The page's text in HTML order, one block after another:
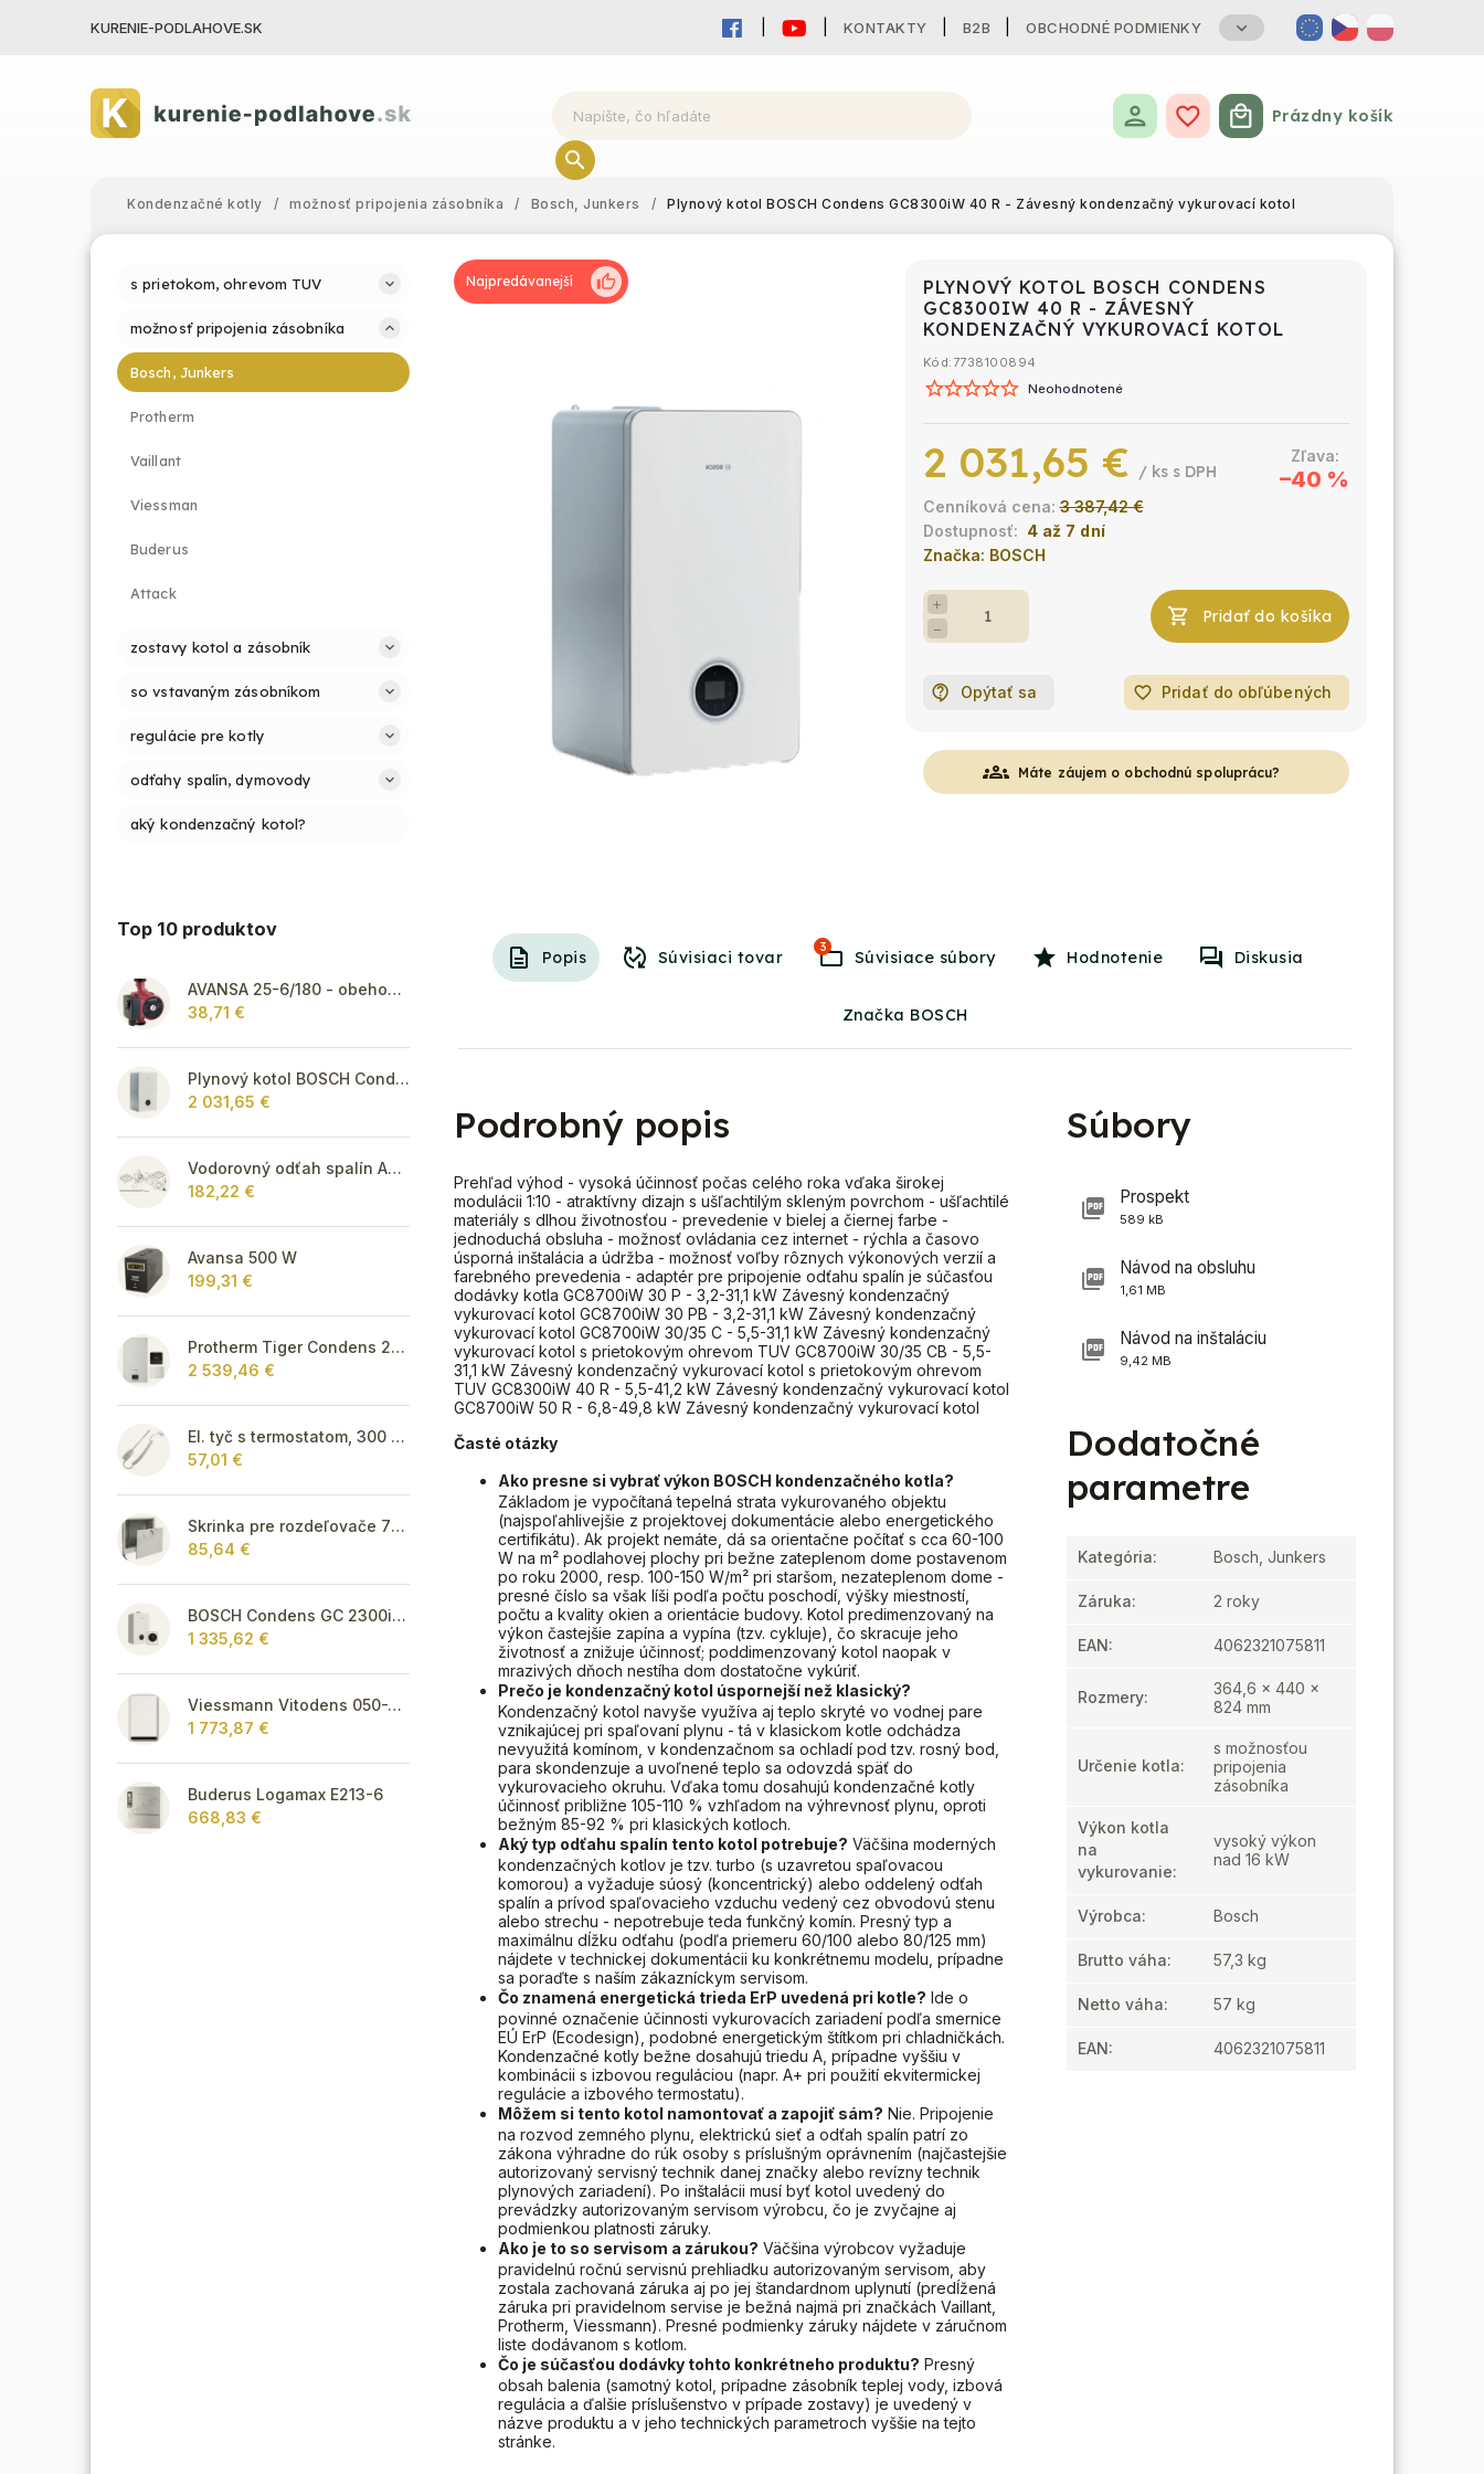
KURENIE-PODLAHOVE.SK KONTAKTY B2B OBCHODNÉ PODMIENKY
Nákupný košík
Prázdny košík
Kondenzačné kotly / možnosť pripojenia zásobníka / Bosch, Junkers / Plynový kotol BOSCH Condens GC8300iW 40 R - Závesný kondenzačný vykurovací kotol
s prietokom, ohrevom TUV
možnosť pripojenia zásobníka
Bosch, Junkers
Protherm
Vaillant
Viessman
Buderus
Attack
zostavy kotol a zásobník
so vstavaným zásobníkom
regulácie pre kotly
odťahy spalín, dymovody
aký kondenzačný kotol?
Top 10 produktov
AVANSA 25-6/180 - obehové čerpadlo, pripojovací závit 6/4"
38,71 €
Plynový kotol BOSCH Condens GC8300iW 40 R - Závesný kondenzačný vykurovací kotol
2 031,65 €
Vodorovný odťah spalín AZB 918
182,22 €
Avansa 500 W
199,31 €
Protherm Tiger Condens 20/26 KKZ 42 + smart regulátor
2 539,46 €
El. tyč s termostatom, 300 W - biela
57,01 €
Skrinka pre rozdeľovače 795 mm - podomietková
85,64 €
BOSCH Condens GC 2300i W 22/25 C + CR 120
1 335,62 €
Viessmann Vitodens 050-W, 3,2 - 19 kW, TÚV
1 773,87 €
Buderus Logamax E213-6
668,83 €
PLYNOVÝ KOTOL BOSCH CONDENS
GC8300IW 40 R - ZÁVESNÝ
KONDENZAČNÝ VYKUROVACÍ KOTOL
Kód: 7738100894
Neohodnotené
Značka: BOSCH
3 387,42 €
–40 %
2 031,65 € / ks
4 až 7 dní
+
−
Pridať do košíka
Opýtať sa favorite_border Pridať do obľúbených
groups Máte záujem o obchodnú spoluprácu?
Popis Súvisiaci tovar
3
Súvisiace súbory Hodnotenie Diskusia
Značka BOSCH
Podrobný popis
Prehľad výhod - vysoká účinnosť počas celého roka vďaka širokej
modulácii 1:10 - atraktívny dizajn s ušľachtilým skleným povrchom - ušľachtilé
materiály s dlhou životnosťou - prevedenie v bielej a čiernej farbe -
jednoduchá obsluha - možnosť ovládania cez internet - rýchla a časovo
úsporná inštalácia a údržba - možnosť voľby rôznych výkonových verzií a
farebného prevedenia - adaptér pre pripojenie odťahu spalín je súčasťou
dodávky kotla GC8700iW 30 P - 3,2-31,1 kW Závesný kondenzačný
vykurovací kotol GC8700iW 30 PB - 3,2-31,1 kW Závesný kondenzačný
vykurovací kotol GC8700iW 30/35 C - 5,5-31,1 kW Závesný kondenzačný
vykurovací kotol s prietokovým ohrevom TUV GC8700iW 30/35 CB - 5,5-
31,1 kW Závesný kondenzačný vykurovací kotol s prietokovým ohrevom
TUV GC8300iW 40 R - 5,5-41,2 kW Závesný kondenzačný vykurovací kotol
GC8700iW 50 R - 6,8-49,8 kW Závesný kondenzačný vykurovací kotol
Časté otázky
Ako presne si vybrať výkon BOSCH kondenzačného kotla?
Základom je vypočítaná tepelná strata vykurovaného objektu
(najspoľahlivejšie z projektovej dokumentácie alebo energetického
certifikátu). Ak projekt nemáte, dá sa orientačne počítať s cca 60-100
W na m² podlahovej plochy pri bežne zateplenom dome postavenom
po roku 2000, resp. 100-150 W/m² pri staršom, nezateplenom dome -
presné číslo sa však líši podľa počtu poschodí, výšky miestností,
počtu a kvality okien a orientácie budovy. Kotol predimenzovaný na
výkon častejšie zapína a vypína (tzv. cykluje), čo skracuje jeho
životnosť a znižuje účinnosť; poddimenzovaný kotol naopak v
mrazivých dňoch nestíha dom dostatočne vykúriť.
Prečo je kondenzačný kotol úspornejší než klasický?
Kondenzačný kotol navyše využíva aj teplo skryté vo vodnej pare
vznikajúcej pri spaľovaní plynu - tá v klasickom kotle odchádza
nevyužitá komínom, v kondenzačnom sa ochladí pod tzv. rosný bod,
para skondenzuje a uvoľnené teplo sa odovzdá späť do
vykurovacieho okruhu. Vďaka tomu dosahujú kondenzačné kotly
účinnosť približne 105-110 % vzhľadom na výhrevnosť plynu, oproti
bežným 85-92 % pri klasických kotloch.
Aký typ odťahu spalín tento kotol potrebuje? Väčšina moderných
kondenzačných kotlov je tzv. turbo (s uzavretou spaľovacou
komorou) a vyžaduje súosý (koncentrický) alebo oddelený odťah
spalín a prívod spaľovacieho vzduchu vedený cez obvodovú stenu
alebo strechu - nepotrebuje teda funkčný komín. Presný typ a
maximálnu dĺžku odťahu (podľa priemeru 60/100 alebo 80/125 mm)
nájdete v technickej dokumentácii ku konkrétnemu modelu, prípadne
sa poraďte s naším zákazníckym servisom.
Čo znamená energetická trieda ErP uvedená pri kotle? Ide o
povinné označenie účinnosti vykurovacích zariadení podľa smernice
EÚ ErP (Ecodesign), podobné energetickým štítkom pri chladničkách.
Kondenzačné kotly bežne dosahujú triedu A, prípadne vyššiu v
kombinácii s izbovou reguláciou (napr. A+ pri použití ekvitermickej
regulácie a izbového termostatu).
Môžem si tento kotol namontovať a zapojiť sám? Nie. Pripojenie
na rozvod zemného plynu, elektrickú sieť a odťah spalín patrí zo
zákona výhradne do rúk osoby s príslušným oprávnením (najčastejšie
autorizovaný servisný technik danej značky alebo revízny technik
plynových zariadení). Po inštalácii musí byť kotol uvedený do
prevádzky autorizovaným servisom výrobcu, čo je zvyčajne aj
podmienkou platnosti záruky.
Ako je to so servisom a zárukou? Väčšina výrobcov vyžaduje
pravidelnú ročnú servisnú prehliadku autorizovaným servisom, aby
zostala zachovaná záruka aj po jej štandardnom uplynutí (predĺžená
záruka pri pravidelnom servise je bežná najmä pri značkách Vaillant,
Protherm, Viessmann). Presné podmienky záruky nájdete v záručnom
liste dodávanom s kotlom.
Čo je súčasťou dodávky tohto konkrétneho produktu? Presný
obsah balenia (samotný kotol, prípadne zásobník teplej vody, izbová
regulácia a ďalšie príslušenstvo v prípade zostavy) je uvedený v
názve produktu a v jeho technických parametroch vyššie na tejto
stránke.
Súbory
Prospekt
589 kB
Návod na obsluhu
1,61 MB
Návod na inštaláciu
9,42 MB
Dodatočné
parametre
Kategória: Bosch, Junkers
Záruka: 2 roky
EAN: 4062321075811
Rozmery:
364,6 x 440 x
824 mm
Určenie kotla:
s možnosťou
pripojenia
zásobníka
Výkon kotla
na
vykurovanie:
vysoký výkon
nad 16 kW
Výrobca: Bosch
Brutto váha: 57,3 kg
Netto váha: 57 kg
EAN: 4062321075811